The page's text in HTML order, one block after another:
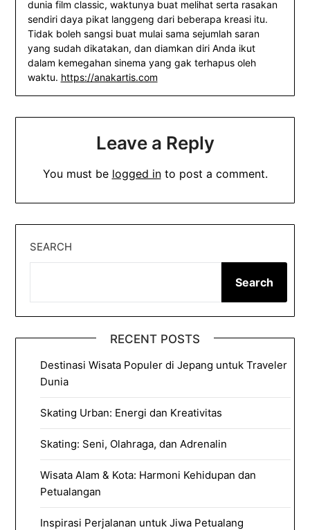
dunia film classic, waktunya buat melihat serta rasakan
sendiri daya pikat langgeng dari beberapa kreasi itu.
Tidak boleh sangsi buat mulai sama sejumlah saran
yang sudah dikatakan, dan diamkan diri Anda ikut
dalam kemegahan sinema yang gak terhapus oleh
waktu. https://anakartis.com
Leave a Reply
You must be logged into post a comment.
SEARCH
Search
RECENT POSTS
Destinasi Wisata Populer di Jepang untuk Traveler
Dunia
Skating Urban: Energi dan Kreativitas
Skating: Seni, Olahraga, dan Adrenalin
Wisata Alam & Kota: Harmoni Kehidupan dan
Petualangan
Inspirasi Perjalanan untuk Jiwa Petualang